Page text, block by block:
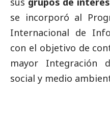
se incorporó al
Internacional de
con el objetivo de
mayor Integración
social y medio